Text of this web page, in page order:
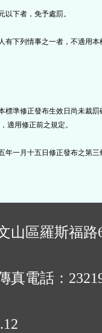
以下者，免予處罰。
有下列情事之一者，不適用
標準修正發布生效日尚未裁
適用修正前之規定。
年一月十五日修正發布之第
山區羅斯福路
真電話：